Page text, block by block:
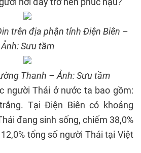
trên địa phận tỉnh Điện Biên –
Ảnh: Sưu tầm
Thanh – Ảnh: Sưu tầm
Thái ở nước ta bao gồm:
Tại Điện Biên có khoảng
đang sinh sống, chiếm 38,0%
tổng số người Thái tại Việt